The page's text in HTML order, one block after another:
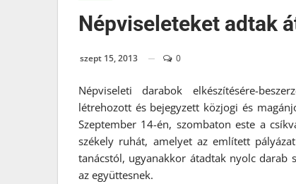
Népviseleteket adtak
szept 15, 2013 0
Népviseleti darabok elkészítésére-
létrehozott és bejegyzett közjogi és
Szeptember 14-én, szombaton este a
székely ruhát, amelyet az említett
tanácstól, ugyanakkor átadtak nyolc darab
az együttesnek.